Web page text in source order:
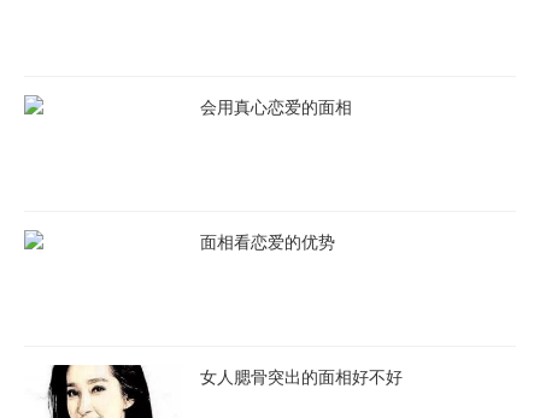
会用真心恋爱的面相
面相看恋爱的优势
女人腮骨突出的面相好不好